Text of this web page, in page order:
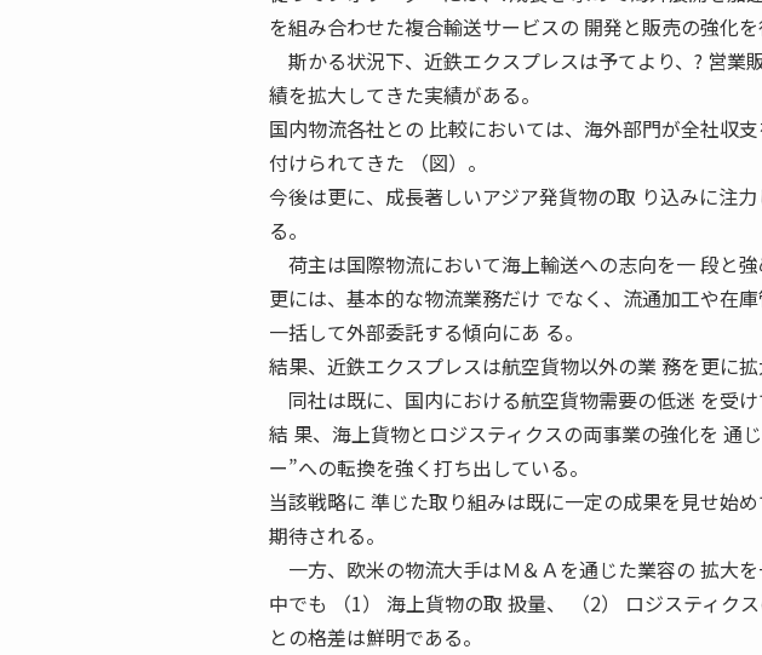
を組み合わせた複合輸送サービスの 開発と販売の強化を
斯かる状況下、近鉄エクスプレスは予てより、? 営業
績を拡大してきた実績がある。
国内物流各社との 比較においては、海外部門が全社収
付けられてきた （図）。
今後は更に、成長著しいアジア発貨物の取 り込みに注
る。
荷主は国際物流において海上輸送への志向を一 段と強
更には、基本的な物流業務だけ でなく、流通加工や在
一括して外部委託する傾向にあ る。
結果、近鉄エクスプレスは航空貨物以外の業 務を更に
同社は既に、国内における航空貨物需要の低迷 を受
結 果、海上貨物とロジスティクスの両事業の強化を 通
ー”への転換を強く打ち出している。
当該戦略に 準じた取り組みは既に一定の成果を見せ始
期待される。
一方、欧米の物流大手はＭ＆Ａを通じた業容の 拡大を
中でも （1） 海上貨物の取 扱量、 （2） ロジスティク
との格差は鮮明である。